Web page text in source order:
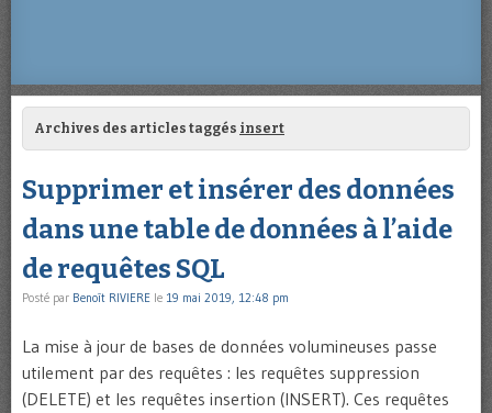
Archives des articles taggés insert
Supprimer et insérer des données
dans une table de données à l’aide
de requêtes SQL
Posté par Benoît RIVIERE le 19 mai 2019, 12:48 pm
La mise à jour de bases de données volumineuses passe
utilement par des requêtes : les requêtes suppression
(DELETE) et les requêtes insertion (INSERT). Ces requêtes